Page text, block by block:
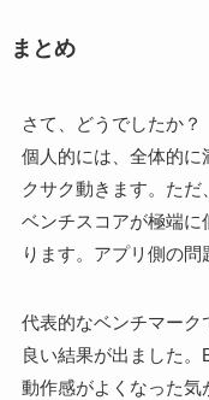
まとめ
さて、どうでしたか？
個人的には、全体的に
クサク動きます。た
ベンチスコアが極端に
ります。アプリ側の
代表的なベンチマーク
良い結果が出ました。
動作感がよくなった気